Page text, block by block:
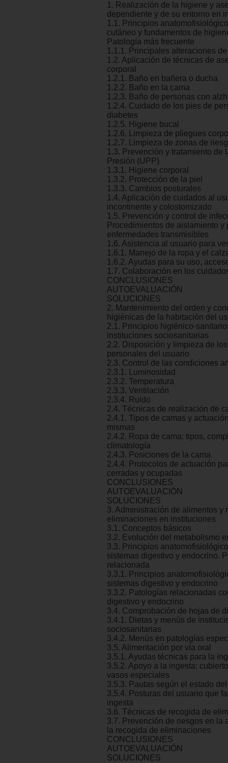
1. Realización de la higiene y
dependiente y de su entorno en
1.1. Principios
cutáneo y fundamentos de
Patología más frecuente
1.1.1. Principales alteraciones
1.2. Aplicación de técnicas de
corporal
1.2.1. Baño en bañera o ducha
1.2.2. Baño en la cama
1.2.3. Baño de personas con
1.2.4. Cuidado de los pies de
diabetes
1.2.5. Higiene bucal
1.2.6. Limpieza de pliegues
1.2.7. Limpieza de zonas de
1.3. Prevención y tratamiento de
Presión (UPP)
1.3.1. Higiene corporal
1.3.2. Protección de la piel
1.3.3. Cambios posturales
1.4. Aplicación de cuidados al
incontinente y colostomizado
1.5. Prevención y control de
Procedimientos de aislamiento y
enfermedades transmisibles
1.6. Asistencia al usuario para
1.6.1. Manejo de la ropa y el
1.6.2. Ayudas para su uso,
1.7. Colaboración en los
CONCLUSIONES
AUTOEVALUACIÓN
SOLUCIONES
2. Mantenimiento del orden y
higiénicas de la habitación del
2.1. Principios higiénico-
instituciones sociosanitarias
2.2. Disposición y limpieza de
personales del usuario
2.3. Control de las condiciones
2.3.1. Luminosidad
2.3.2. Temperatura
2.3.3. Ventilación
2.3.4. Ruido
2.4. Técnicas de realización de
2.4.1. Tipos de camas y
mismas
2.4.2. Ropa de cama: tipos,
climatología
2.4.3. Posiciones de la cama
2.4.4. Protocolos de actuación
cerradas y ocupadas
CONCLUSIONES
AUTOEVALUACIÓN
SOLUCIONES
3. Administración de alimentos y
eliminaciones en instituciones
3.1. Conceptos básicos
3.2. Evolución del metabolismo
3.3. Principios
sistemas digestivo y endocrino.
relacionada
3.3.1. Principios
sistemas digestivo y endocrino
3.3.2. Patologías relacionadas
digestivo y endocrino
3.4. Comprobación de hojas de
3.4.1. Dietas y menús de
sociosanitarias
3.4.2. Menús en patologías
3.5. Alimentación por vía oral
3.5.1. Ayudas técnicas para la
3.5.2. Apoyo a la ingesta:
vasos especiales
3.5.3. Pautas según el estado
3.5.4. Posturas del usuario que
ingesta
3.6. Técnicas de recogida de
3.7. Prevención de riesgos en la
la recogida de eliminaciones
CONCLUSIONES
AUTOEVALUACIÓN
SOLUCIONES